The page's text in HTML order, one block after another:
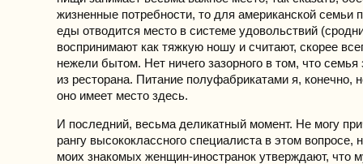
жизненные потребности, то для американской семьи
еды отводится место в системе удовольствий
воспринимают как тяжкую ношу и считают, скорее
нежели бытом. Нет ничего зазорного в том, что семья
из ресторана. Питание полуфабрикатами я, конечно,
оно имеет место здесь.
И последний, весьма деликатный момент. Не могу
рангу высококлассного специалиста в этом вопросе,
моих знакомых женщин-иностранок утверждают, что